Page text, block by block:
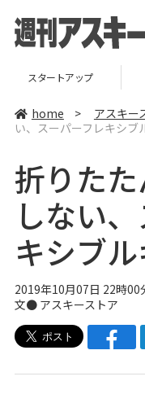
スタートアップ
home > アスキー
い、スーパーフレキシブ
折りた
しない
キシブ
2019年10月07日 22時00
文● アスキーストア